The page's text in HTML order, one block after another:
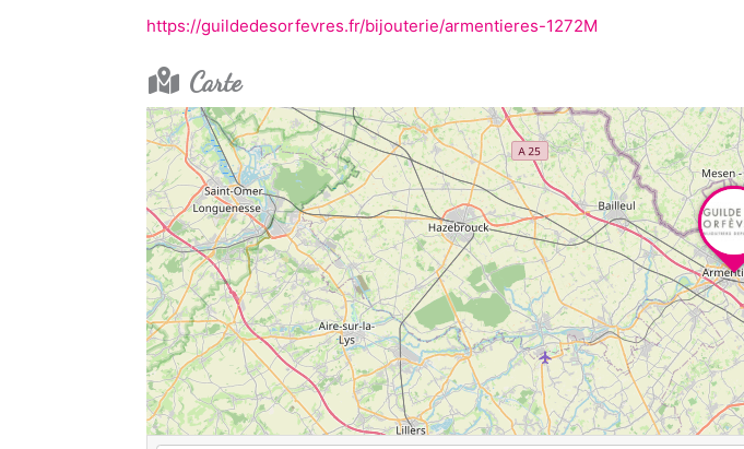
https://guildedesorfevres.fr/bijouterie/armentieres-1272M
Carte